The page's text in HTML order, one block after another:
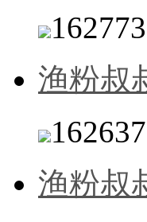
162773
渔粉叔
162637
渔粉叔